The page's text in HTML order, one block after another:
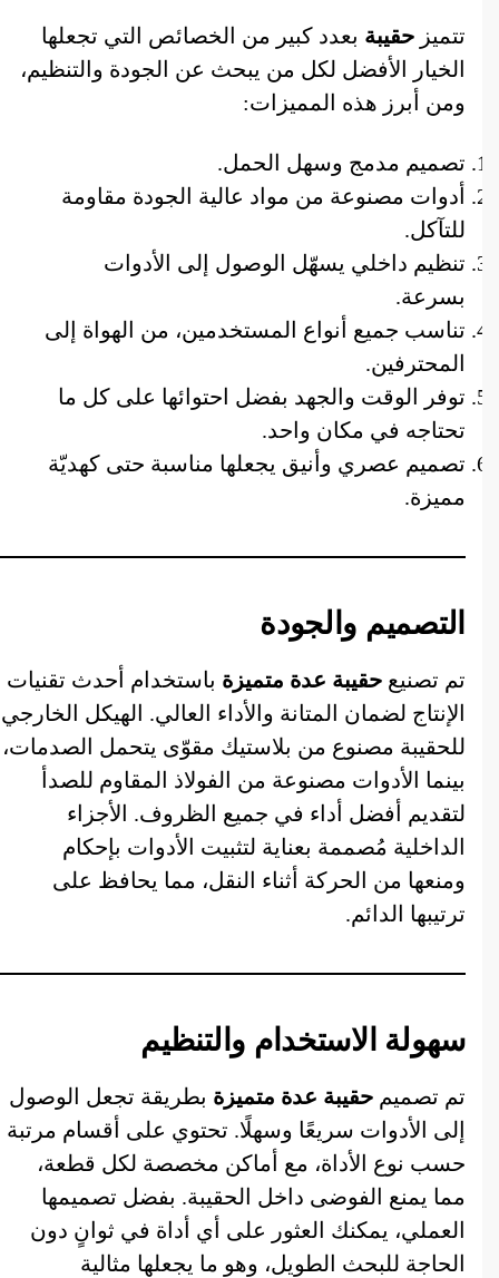
تتميز حقيبة بعدد كبير من الخصائص التي تجعلها
الخيار الأفضل لكل من يبحث عن الجودة والتنظيم،
ومن أبرز هذه المميزات:
تصميم مدمج وسهل الحمل.
أدوات مصنوعة من مواد عالية الجودة مقاومة
للتآكل.
تنظيم داخلي يسهّل الوصول إلى الأدوات
بسرعة.
تناسب جميع أنواع المستخدمين، من الهواة إلى
المحترفين.
توفر الوقت والجهد بفضل احتوائها على كل ما
تحتاجه في مكان واحد.
تصميم عصري وأنيق يجعلها مناسبة حتى كهديّة
مميزة.
التصميم والجودة
تم تصنيع حقيبة عدة متميزة باستخدام أحدث تقنيات
الإنتاج لضمان المتانة والأداء العالي. الهيكل الخارجي
للحقيبة مصنوع من بلاستيك مقوّى يتحمل الصدمات،
بينما الأدوات مصنوعة من الفولاذ المقاوم للصدأ
لتقديم أفضل أداء في جميع الظروف. الأجزاء
الداخلية مُصممة بعناية لتثبيت الأدوات بإحكام
ومنعها من الحركة أثناء النقل، مما يحافظ على
ترتيبها الدائم.
سهولة الاستخدام والتنظيم
تم تصميم حقيبة عدة متميزة بطريقة تجعل الوصول
إلى الأدوات سريعًا وسهلًا. تحتوي على أقسام مرتبة
حسب نوع الأداة، مع أماكن مخصصة لكل قطعة،
مما يمنع الفوضى داخل الحقيبة. بفضل تصميمها
العملي، يمكنك العثور على أي أداة في ثوانٍ دون
الحاجة للبحث الطويل، وهو ما يجعلها مثالية